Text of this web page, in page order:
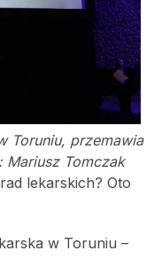
Toruniu, przemawia
Mariusz Tomczak
lekarskich? Oto
w Toruniu –